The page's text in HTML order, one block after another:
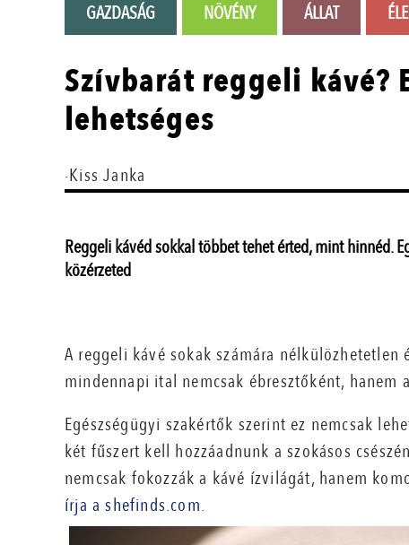
GAZDASÁG NÖVÉNY ÁLLAT
Szívbarát reggeli kávé?
lehetséges
·Kiss Janka
Reggeli kávéd sokkal többet tehet érted, mint hinnéd.
közérzeted
A reggeli kávé sokak számára nélkülözhetetlen
mindennapi ital nemcsak ébresztőként, hanem
Egészségügyi szakértők szerint ez nemcsak
két fűszert kell hozzáadnunk a szokásos
nemcsak fokozzák a kávé ízvilágát, hanem
írja a shefinds.com.